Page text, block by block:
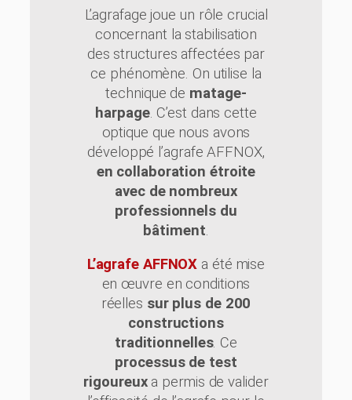
L’agrafage joue un rôle crucial
concernant la stabilisation
des structures affectées par
ce phénomène. On utilise la
technique de matage-
harpage. C’est dans cette
optique que nous avons
développé l’agrafe AFFNOX,
en collaboration étroite
avec de nombreux
professionnels du
bâtiment.
L’agrafe AFFNOX a été mise
en œuvre en conditions
réelles sur plus de 200
constructions
traditionnelles. Ce
processus de test
rigoureuxa permis de valider